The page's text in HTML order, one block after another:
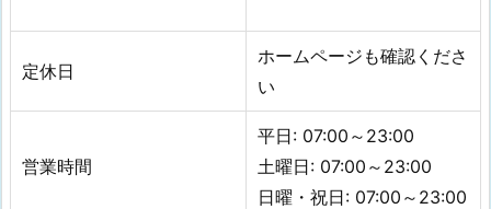
定休日
ホームページも確認くださ
い
営業時間
平日: 07:00～23:00
土曜日: 07:00～23:00
日曜・祝日: 07:00～23:00